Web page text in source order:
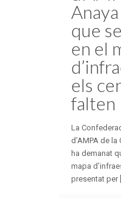
que
en el
els
falten
La
d’AMPA de
ha demanat
mapa
presentat per